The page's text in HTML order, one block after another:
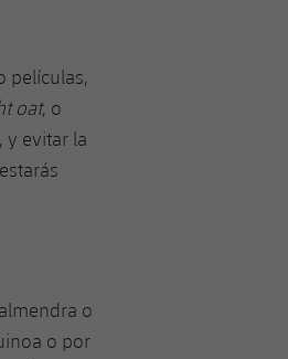
películas,
oat, o
y evitar la
o
o por